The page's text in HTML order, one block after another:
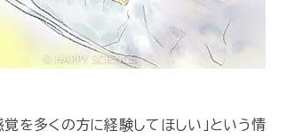
覚を多くの方に経験してほしい」という情